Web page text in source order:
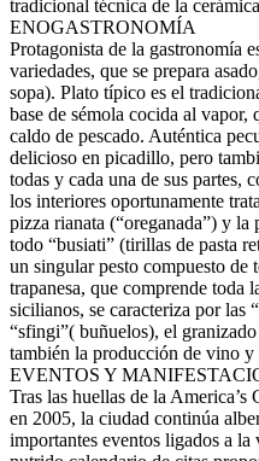
tradicional técnica de la
ENOGASTRONOMÍA
Protagonista de la gastronomía
variedades, que se prepara
sopa). Plato típico es el
base de sémola cocida al vapor,
caldo de pescado. Auténtica
delicioso en picadillo, pero
todas y cada una de sus partes,
los interiores oportunamente
pizza rianata (“oreganada”) y la
todo “busiati” (tirillas de pasta
un singular pesto compuesto de
trapanesa, que comprende toda
sicilianos, se caracteriza por las
“sfingi”( buñuelos), el
también la producción de vino y
EVENTOS Y
Tras las huellas de la
en 2005, la ciudad continúa
importantes eventos ligados a